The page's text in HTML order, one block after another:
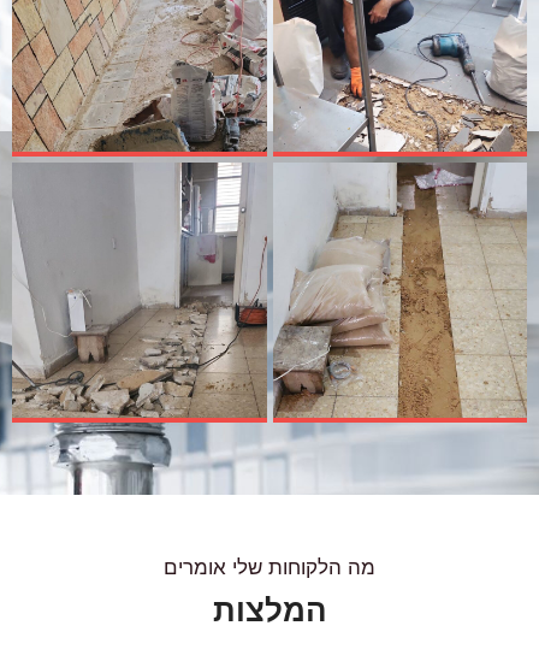
מה הלקוחות שלי אומרים
המלצות